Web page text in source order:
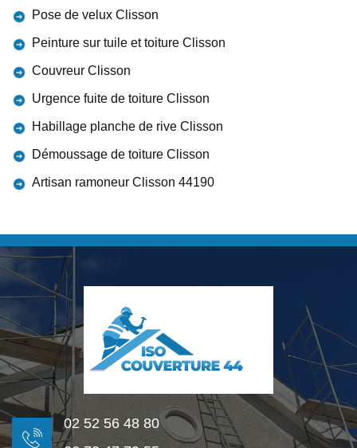
Pose de velux Clisson
Peinture sur tuile et toiture Clisson
Couvreur Clisson
Urgence fuite de toiture Clisson
Habillage planche de rive Clisson
Démoussage de toiture Clisson
Artisan ramoneur Clisson 44190
02 52 56 48 80